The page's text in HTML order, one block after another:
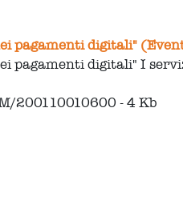
pagamenti digitali"
pagamenti digitali" I
200110010600 - 4 Kb